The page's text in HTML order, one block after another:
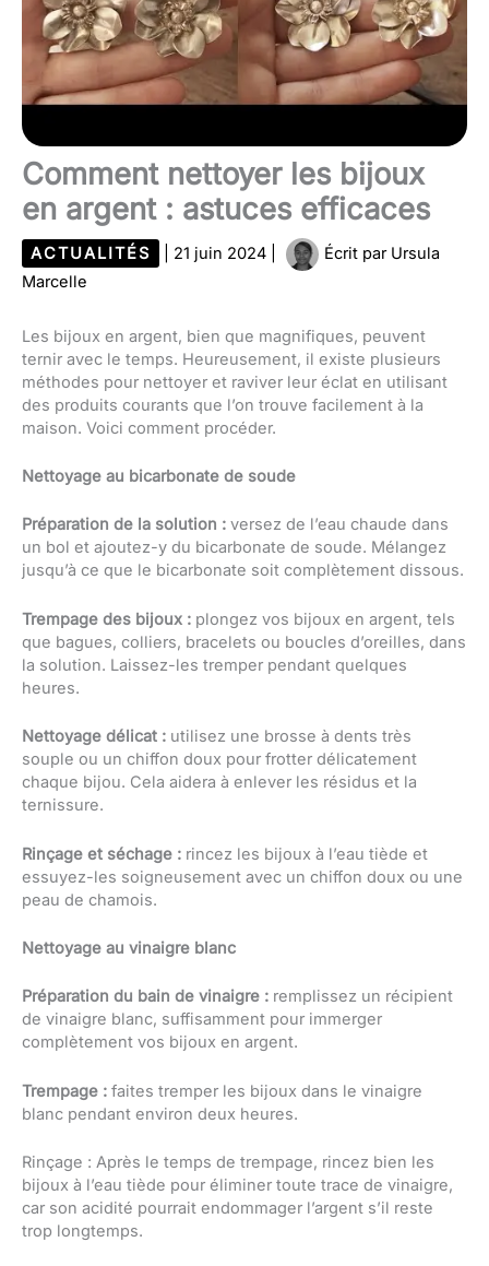
Comment nettoyer les bijoux
en argent : astuces efficaces
ACTUALITÉS 21 juin 2024 Écrit par Ursula
Marcelle
Les bijoux en argent, bien que magnifiques, peuvent
ternir avec le temps. Heureusement, il existe plusieurs
méthodes pour nettoyer et raviver leur éclat en utilisant
des produits courants que l’on trouve facilement à la
maison. Voici comment procéder.
Nettoyage au bicarbonate de soude
Préparation de la solution : versez de l’eau chaude dans
un bol et ajoutez-y du bicarbonate de soude. Mélangez
jusqu’à ce que le bicarbonate soit complètement dissous.
Trempage des bijoux : plongez vos bijoux en argent, tels
que bagues, colliers, bracelets ou boucles d’oreilles, dans
la solution. Laissez-les tremper pendant quelques
heures.
Nettoyage délicat : utilisez une brosse à dents très
souple ou un chiffon doux pour frotter délicatement
chaque bijou. Cela aidera à enlever les résidus et la
ternissure.
Rinçage et séchage : rincez les bijoux à l’eau tiède et
essuyez-les soigneusement avec un chiffon doux ou une
peau de chamois.
Nettoyage au vinaigre blanc
Préparation du bain de vinaigre : remplissez un récipient
de vinaigre blanc, suffisamment pour immerger
complètement vos bijoux en argent.
Trempage : faites tremper les bijoux dans le vinaigre
blanc pendant environ deux heures.
Rinçage : Après le temps de trempage, rincez bien les
bijoux à l’eau tiède pour éliminer toute trace de vinaigre,
car son acidité pourrait endommager l’argent s’il reste
trop longtemps.